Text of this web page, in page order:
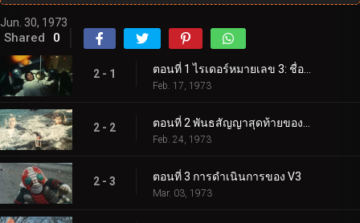
Jun. 30, 1973
Shared 0
2 - 1
Feb. 17, 1973
2 - 2
Feb. 24, 1973
2 - 3 ตอนที่ 3 การดำเนินการของ V3
Mar. 03, 1973